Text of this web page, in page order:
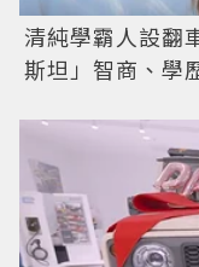
清純學霸人設翻
斯坦」智商、學